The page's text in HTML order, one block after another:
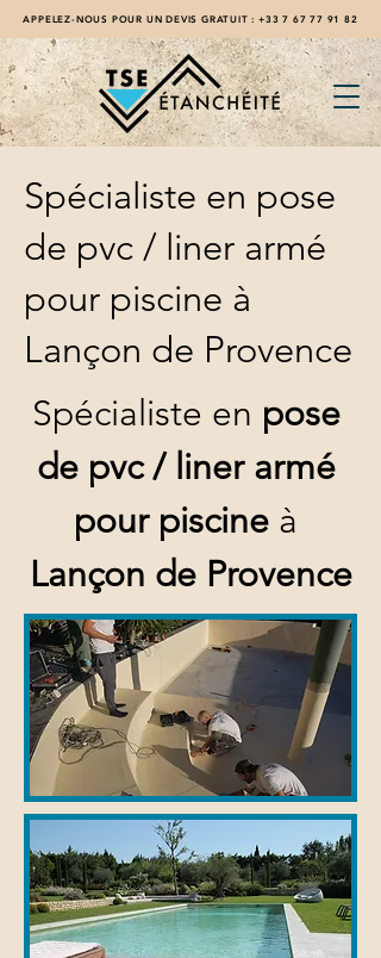
APPELEZ-NOUS POUR UN DEVIS GRATUIT : +33 7 67 77 91 82
Spécialiste en pose
de pvc / liner armé
pour piscine à
Lançon de Provence
Spécialiste en pose
de pvc / liner armé
pour piscine à
Lançon de Provence